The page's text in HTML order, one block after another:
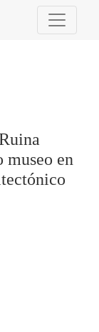
al proyecto
museo en